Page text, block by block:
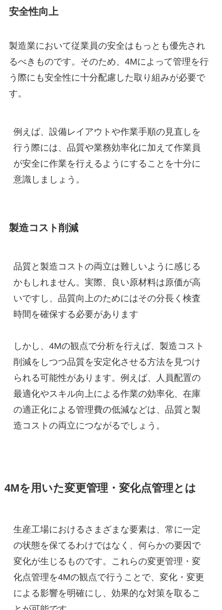
安全性向上
製造業において従業員の安全はもっとも優先され
るべきものです。そのため、4Mによって管理を行
う際にも安全性に十分配慮した取り組みが必要で
す。
例えば、設備レイアウトや作業手順の見直しを
行う際には、品質や業務効率化に加えて作業員
が安全に作業を行えるようにすることを十分に
意識しましょう。
製造コスト削減
品質と製造コストの両立は難しいように感じる
かもしれません。実際、良い原材料は原価が高
いですし、品質向上のためにはその分長く検査
時間を確保する必要があります
しかし、4Mの観点で分析を行えば、製造コスト
削減をしつつ品質を安定化させる方法を見つけ
られる可能性があります。例えば、人員配置の
最適化やスキル向上による作業の効率化、在庫
の適正化による管理費の低減などは、品質と製
造コストの両立につながるでしょう。
4Mを用いた変更管理・変化点管理とは
生産工場におけるさまざまな要素は、常に一定
の状態を保てるわけではなく、何らかの要因で
変化が生じるものです。これらの変更管理・変
化点管理を4Mの観点で行うことで、変化・変更
による影響を明確にし、効果的な対策を取るこ